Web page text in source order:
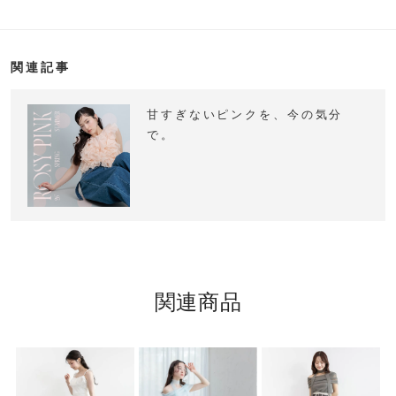
関連記事
甘すぎないピンクを、今の気分
で。
関連商品